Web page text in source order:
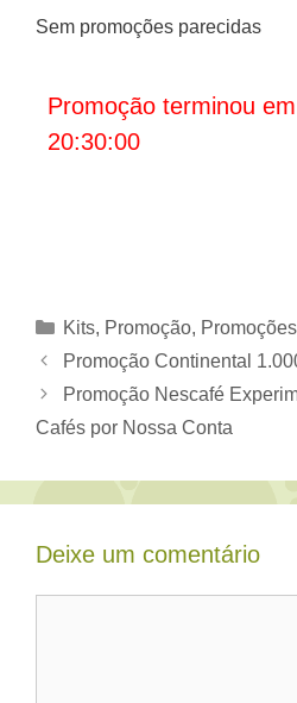
Sem promoções parecidas
Promoção terminou
20:30:00
Categorias
Kits, Promoção,
Promoção Continental
Promoção Nescafé
Cafés por Nossa Conta
Deixe um comentário